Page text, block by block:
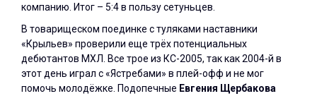
компанию. Итог – 5:4 в пользу сетуньцев.
В товарищеском поединке с туляками наставники
«Крыльев» проверили еще трёх потенциальных
дебютантов МХЛ. Все трое из КС-2005, так как 2004-й в
этот день играл с «Ястребами» в плей-офф и не мог
помочь молодёжке. Подопечные Евгения Щербакова